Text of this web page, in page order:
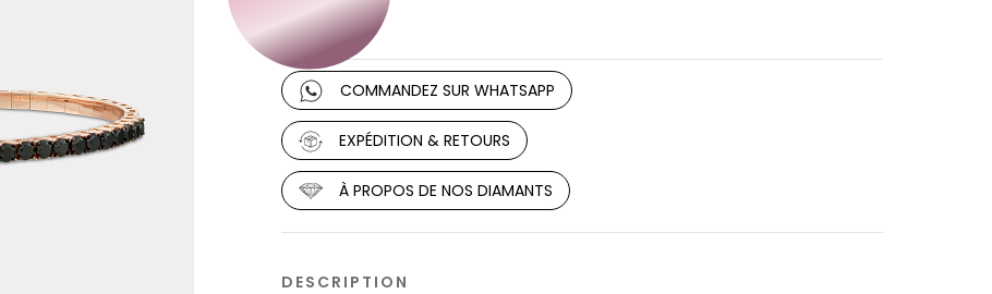
COMMANDEZ SUR WHATSAPP
EXPÉDITION & RETOURS
À PROPOS DE NOS DIAMANTS
DESCRIPTION